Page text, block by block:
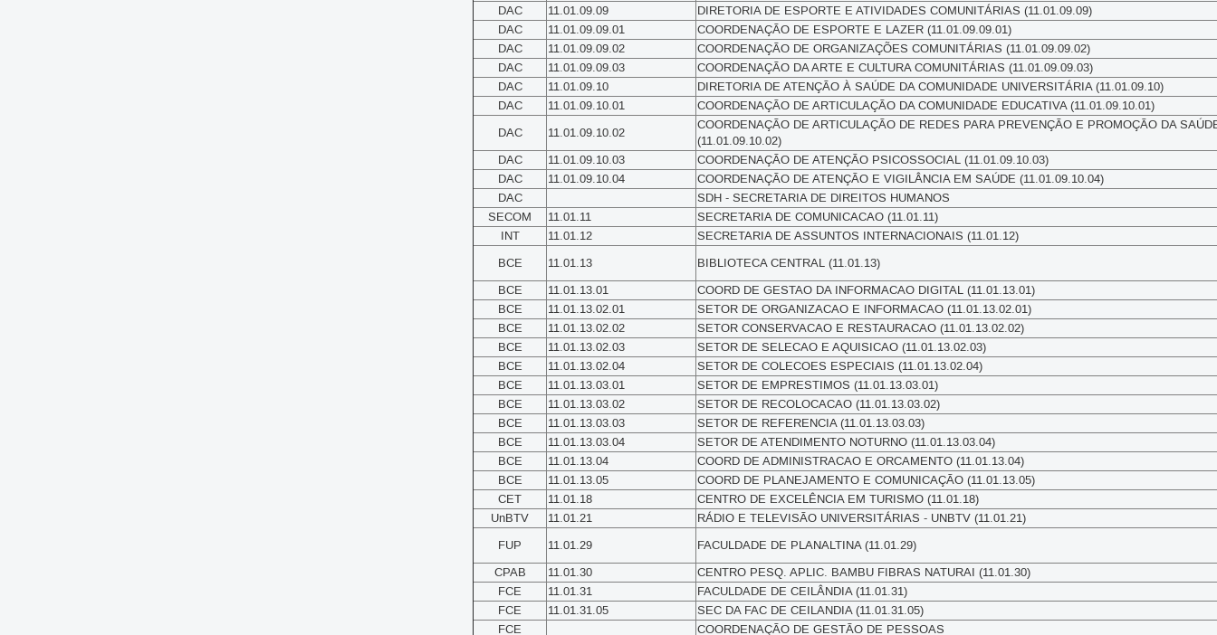
DAC
11.01.09.09
DIRETORIA DE ESPORTE E ATIVIDADES COMUNITÁRIAS (11.01.09.09)
DAC
11.01.09.09.01
COORDENAÇÃO DE ESPORTE E LAZER (11.01.09.09.01)
DAC
11.01.09.09.02
COORDENAÇÃO DE ORGANIZAÇÕES COMUNITÁRIAS (11.01.09.09.02)
DAC
11.01.09.09.03
COORDENAÇÃO DA ARTE E CULTURA COMUNITÁRIAS (11.01.09.09.03)
DAC
11.01.09.10
DIRETORIA DE ATENÇÃO À SAÚDE DA COMUNIDADE UNIVERSITÁRIA (11.01.09.10)
DAC
11.01.09.10.01
COORDENAÇÃO DE ARTICULAÇÃO DA COMUNIDADE EDUCATIVA (11.01.09.10.01)
DAC
11.01.09.10.02
COORDENAÇÃO DE ARTICULAÇÃO DE REDES PARA PREVENÇÃO E PROMOÇÃO DA
(11.01.09.10.02)
DAC
11.01.09.10.03
COORDENAÇÃO DE ATENÇÃO PSICOSSOCIAL (11.01.09.10.03)
DAC
11.01.09.10.04
COORDENAÇÃO DE ATENÇÃO E VIGILÂNCIA EM SAÚDE (11.01.09.10.04)
DAC
SDH - SECRETARIA DE DIREITOS HUMANOS
SECOM
11.01.11
SECRETARIA DE COMUNICACAO (11.01.11)
INT
11.01.12
SECRETARIA DE ASSUNTOS INTERNACIONAIS (11.01.12)
BCE
11.01.13
BIBLIOTECA CENTRAL (11.01.13)
BCE
11.01.13.01
COORD DE GESTAO DA INFORMACAO DIGITAL (11.01.13.01)
BCE
11.01.13.02.01
SETOR DE ORGANIZACAO E INFORMACAO (11.01.13.02.01)
BCE
11.01.13.02.02
SETOR CONSERVACAO E RESTAURACAO (11.01.13.02.02)
BCE
11.01.13.02.03
SETOR DE SELECAO E AQUISICAO (11.01.13.02.03)
BCE
11.01.13.02.04
SETOR DE COLECOES ESPECIAIS (11.01.13.02.04)
BCE
11.01.13.03.01
SETOR DE EMPRESTIMOS (11.01.13.03.01)
BCE
11.01.13.03.02
SETOR DE RECOLOCACAO (11.01.13.03.02)
BCE
11.01.13.03.03
SETOR DE REFERENCIA (11.01.13.03.03)
BCE
11.01.13.03.04
SETOR DE ATENDIMENTO NOTURNO (11.01.13.03.04)
BCE
11.01.13.04
COORD DE ADMINISTRACAO E ORCAMENTO (11.01.13.04)
BCE
11.01.13.05
COORD DE PLANEJAMENTO E COMUNICAÇÃO (11.01.13.05)
CET
11.01.18
CENTRO DE EXCELÊNCIA EM TURISMO (11.01.18)
UnBTV
11.01.21
RÁDIO E TELEVISÃO UNIVERSITÁRIAS - UNBTV (11.01.21)
FUP
11.01.29
FACULDADE DE PLANALTINA (11.01.29)
CPAB
11.01.30
CENTRO PESQ. APLIC. BAMBU FIBRAS NATURAI (11.01.30)
FCE
11.01.31
FACULDADE DE CEILÂNDIA (11.01.31)
FCE
11.01.31.05
SEC DA FAC DE CEILANDIA (11.01.31.05)
FCE
COORDENAÇÃO DE GESTÃO DE PESSOAS